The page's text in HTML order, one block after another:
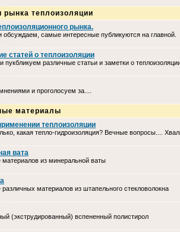
рынка теплоизоляции
рынка.
обсуждаем, самые интересные публикуются на главной.
статей о теплоизоляции
пукбликуем различные статьи и заметки о
и проголосуем за....
материалы
теплоизоляции
какая тепло-гидроизоляция? Вечные вопросы....
вата
из минеральной ваты
материалов из штапельного стекловолокна
(экструдированный) вспененный полистирол